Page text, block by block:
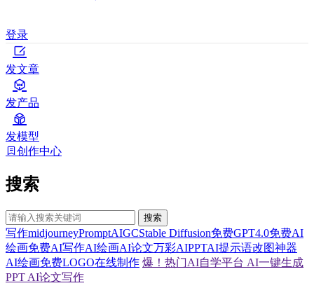
登录
发文章
发产品
发模型
创作中心
搜索
搜索
写作midjourneyPromptAIGCStable Diffusion免费GPT4.0免费AI
绘画免费AI写作AI绘画AI论文万彩AIPPTAI提示语改图神器
AI绘画免费LOGO在线制作 爆！热门AI自学平台 AI一键生成
PPT AI论文写作